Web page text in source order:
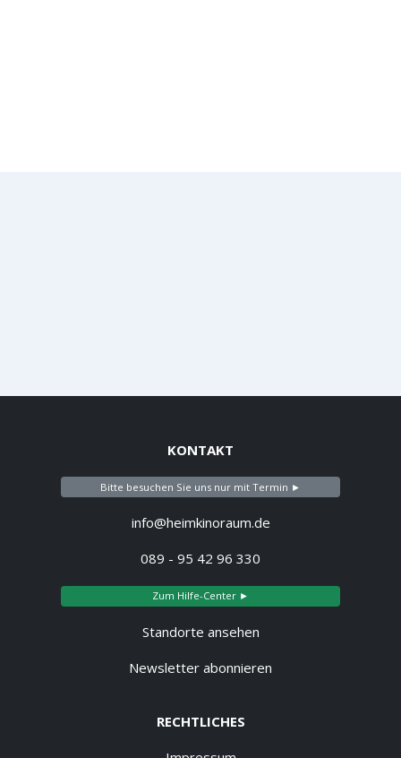
KONTAKT
Bitte besuchen Sie uns nur mit Termin ►
info@heimkinoraum.de
089 - 95 42 96 330
Zum Hilfe-Center ►
Standorte ansehen
Newsletter abonnieren
RECHTLICHES